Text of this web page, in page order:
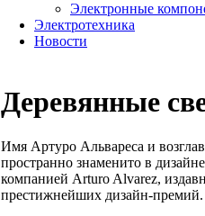
Электронные
Электротехника
Новости
Деревянные
Имя Артуро Альвареса и
пространно знаменито в
компанией Arturo Alvarez,
престижнейших дизайн-премий.